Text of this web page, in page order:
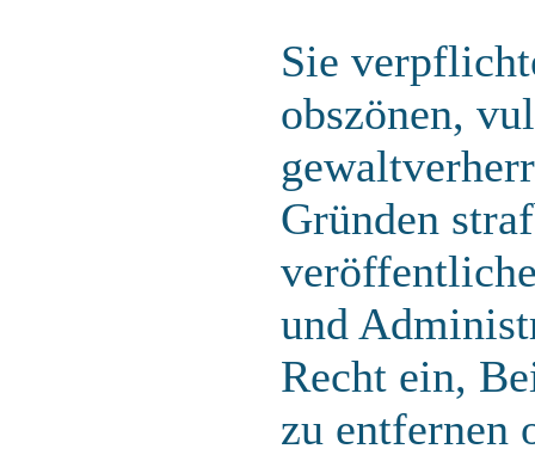
Sie
obszönen,
Gründen
und
Recht ein,
zu entfernen